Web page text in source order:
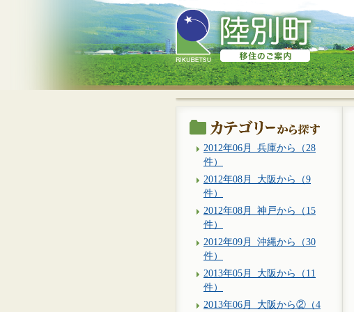
2012年06月_兵庫から（28
件）
2012年08月_大阪から（9
件）
2012年08月_神戸から（15
件）
2012年09月_沖縄から（30
件）
2013年05月_大阪から（11
件）
2013年06月_大阪から②（4